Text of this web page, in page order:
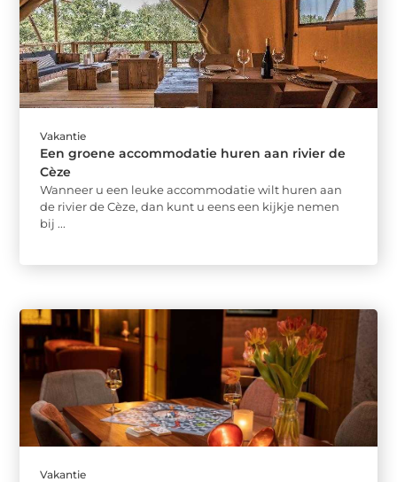
Vakantie
Een groene accommodatie huren aan rivier de
Cèze
Wanneer u een leuke accommodatie wilt huren aan
de rivier de Cèze, dan kunt u eens een kijkje nemen
bij ...
Vakantie